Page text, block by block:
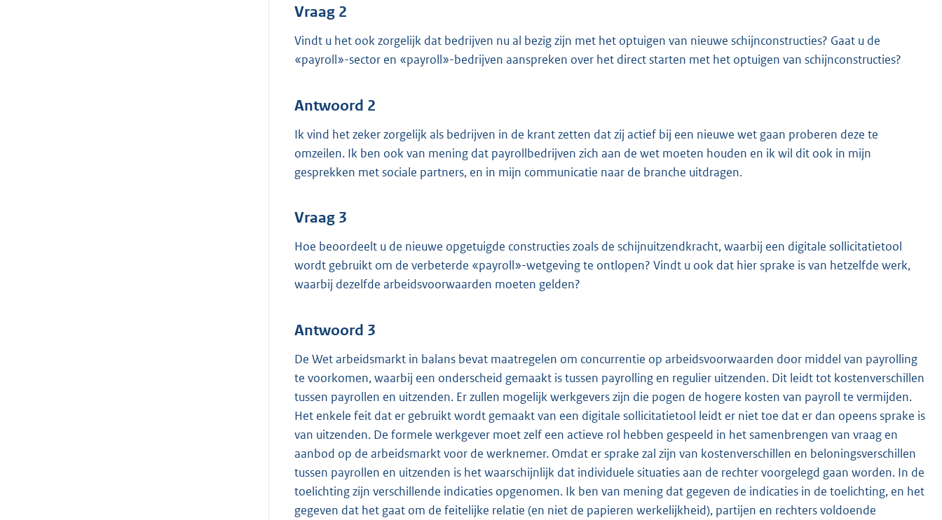
Vraag 2
Vindt u het ook zorgelijk dat bedrijven nu al bezig zijn met het optuigen van nieuwe schijnconstructies? Gaat u de
«payroll»-sector en «payroll»-bedrijven aanspreken over het direct starten met het optuigen van schijnconstructies?
Antwoord 2
Ik vind het zeker zorgelijk als bedrijven in de krant zetten dat zij actief bij een nieuwe wet gaan proberen deze te
omzeilen. Ik ben ook van mening dat payrollbedrijven zich aan de wet moeten houden en ik wil dit ook in mijn
gesprekken met sociale partners, en in mijn communicatie naar de branche uitdragen.
Vraag 3
Hoe beoordeelt u de nieuwe opgetuigde constructies zoals de schijnuitzendkracht, waarbij een digitale sollicitatietool
wordt gebruikt om de verbeterde «payroll»-wetgeving te ontlopen? Vindt u ook dat hier sprake is van hetzelfde werk,
waarbij dezelfde arbeidsvoorwaarden moeten gelden?
Antwoord 3
De Wet arbeidsmarkt in balans bevat maatregelen om concurrentie op arbeidsvoorwaarden door middel van payrolling
te voorkomen, waarbij een onderscheid gemaakt is tussen payrolling en regulier uitzenden. Dit leidt tot kostenverschillen
tussen payrollen en uitzenden. Er zullen mogelijk werkgevers zijn die pogen de hogere kosten van payroll te vermijden.
Het enkele feit dat er gebruikt wordt gemaakt van een digitale sollicitatietool leidt er niet toe dat er dan opeens sprake is
van uitzenden. De formele werkgever moet zelf een actieve rol hebben gespeeld in het samenbrengen van vraag en
aanbod op de arbeidsmarkt voor de werknemer. Omdat er sprake zal zijn van kostenverschillen en beloningsverschillen
tussen payrollen en uitzenden is het waarschijnlijk dat individuele situaties aan de rechter voorgelegd gaan worden. In de
toelichting zijn verschillende indicaties opgenomen. Ik ben van mening dat gegeven de indicaties in de toelichting, en het
gegeven dat het gaat om de feitelijke relatie (en niet de papieren werkelijkheid), partijen en rechters voldoende